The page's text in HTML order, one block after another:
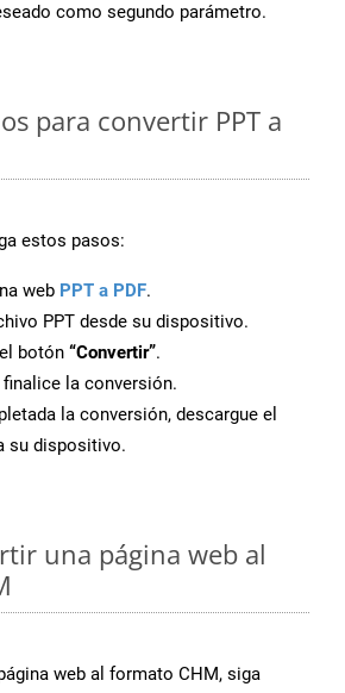
como segundo parámetro.
para convertir PPT a
estos pasos:
web PPT a PDF.
PPT desde su dispositivo.
botón “Convertir”.
finalice la conversión.
la conversión, descargue el
su dispositivo.
una página web al
web al formato CHM, siga